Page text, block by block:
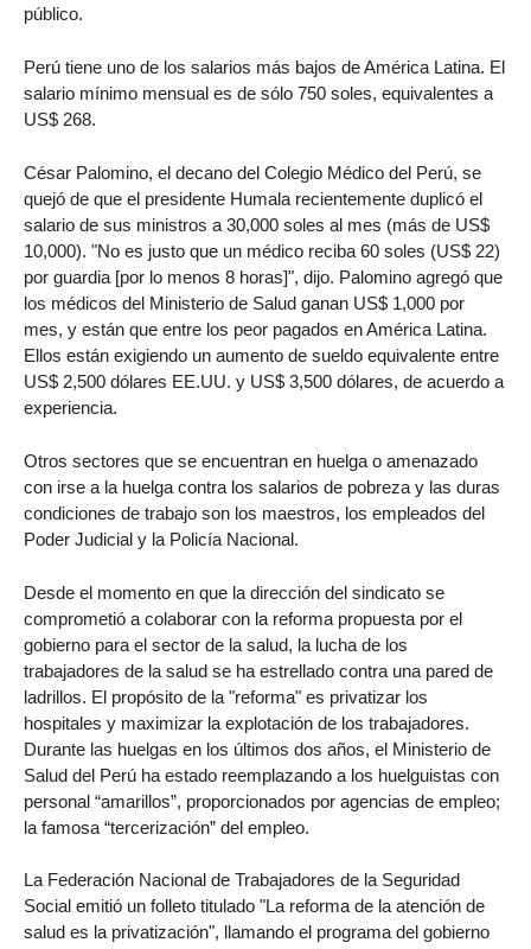
público.
Perú tiene uno de los salarios más bajos de América Latina. El
salario mínimo mensual es de sólo 750 soles, equivalentes a
US$ 268.
César Palomino, el decano del Colegio Médico del Perú, se
quejó de que el presidente Humala recientemente duplicó el
salario de sus ministros a 30,000 soles al mes (más de US$
10,000). "No es justo que un médico reciba 60 soles (US$ 22)
por guardia [por lo menos 8 horas]", dijo. Palomino agregó que
los médicos del Ministerio de Salud ganan US$ 1,000 por
mes, y están que entre los peor pagados en América Latina.
Ellos están exigiendo un aumento de sueldo equivalente entre
US$ 2,500 dólares EE.UU. y US$ 3,500 dólares, de acuerdo a
experiencia.
Otros sectores que se encuentran en huelga o amenazado
con irse a la huelga contra los salarios de pobreza y las duras
condiciones de trabajo son los maestros, los empleados del
Poder Judicial y la Policía Nacional.
Desde el momento en que la dirección del sindicato se
comprometió a colaborar con la reforma propuesta por el
gobierno para el sector de la salud, la lucha de los
trabajadores de la salud se ha estrellado contra una pared de
ladrillos. El propósito de la "reforma" es privatizar los
hospitales y maximizar la explotación de los trabajadores.
Durante las huelgas en los últimos dos años, el Ministerio de
Salud del Perú ha estado reemplazando a los huelguistas con
personal “amarillos”, proporcionados por agencias de empleo;
la famosa “tercerización” del empleo.
La Federación Nacional de Trabajadores de la Seguridad
Social emitió un folleto titulado "La reforma de la atención de
salud es la privatización", llamando el programa del gobierno